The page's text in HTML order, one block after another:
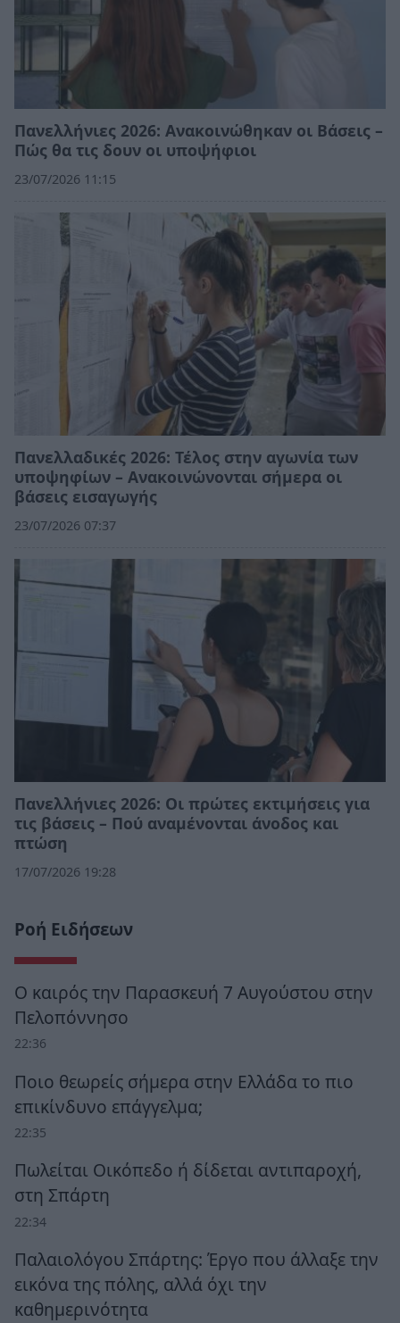
Πανελλήνιες 2026: Ανακοινώθηκαν οι Βάσεις –
Πώς θα τις δουν οι υποψήφιοι
23/07/2026 11:15
Πανελλαδικές 2026: Τέλος στην αγωνία των
υποψηφίων – Ανακοινώνονται σήμερα οι
βάσεις εισαγωγής
23/07/2026 07:37
Πανελλήνιες 2026: Οι πρώτες εκτιμήσεις για
τις βάσεις – Πού αναμένονται άνοδος και
πτώση
17/07/2026 19:28
Ροή Ειδήσεων
Ο καιρός την Παρασκευή 7 Αυγούστου στην
Πελοπόννησο
22:36
Ποιο θεωρείς σήμερα στην Ελλάδα το πιο
επικίνδυνο επάγγελμα;
22:35
Πωλείται Οικόπεδο ή δίδεται αντιπαροχή,
στη Σπάρτη
22:34
Παλαιολόγου Σπάρτης: Έργο που άλλαξε την
εικόνα της πόλης, αλλά όχι την
καθημερινότητα